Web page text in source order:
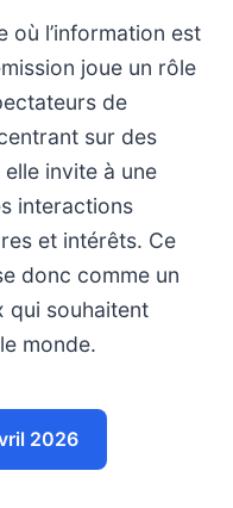
où l’information est
joue un rôle
de
sur des
invite à une
interactions
et intérêts. Ce
donc comme un
qui souhaitent
monde.
2026